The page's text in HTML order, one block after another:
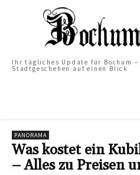
Ihr tägliches Update für Bochum
Stadtgeschehen auf einen Blick
PANORAMA
Was kostet ein
– Alles zu Preisen